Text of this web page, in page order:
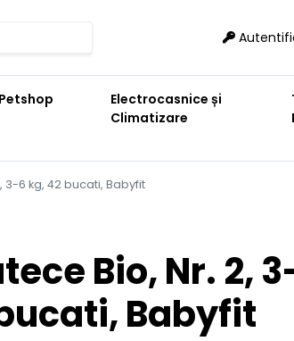
Petshop
Electrocasnice și
Climatizare
3-6 kg, 42 bucati, Babyfit
Bio, Nr. 2,
Babyfit